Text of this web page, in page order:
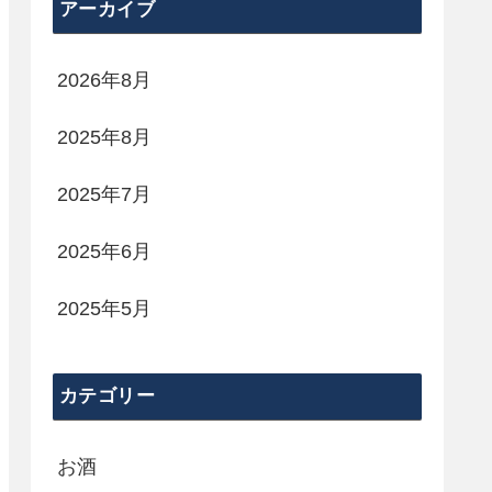
アーカイブ
2026年8月
2025年8月
2025年7月
2025年6月
2025年5月
カテゴリー
お酒